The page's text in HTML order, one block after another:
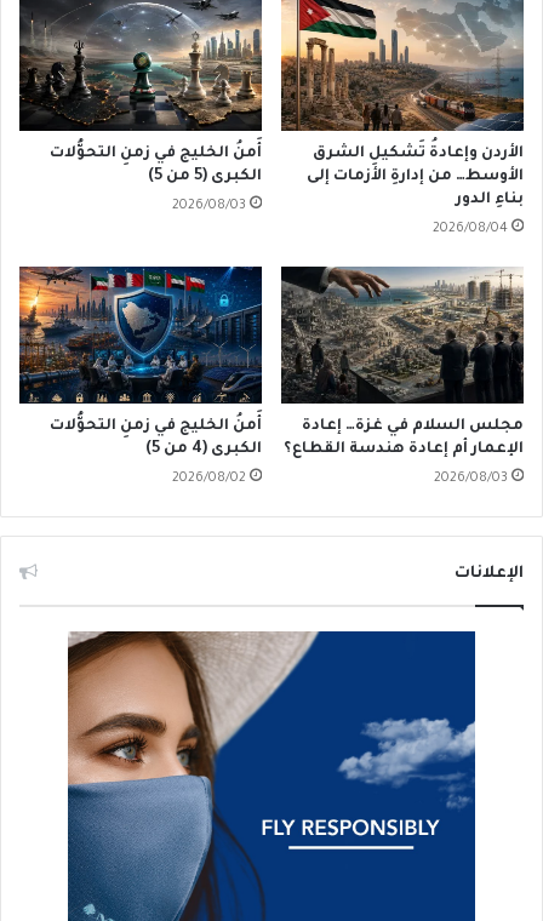
الأردن وإعادةُ تَشكيلِ الشرق
الأوسط… من إدارةِ الأزمات إلى
بناءِ الدور
2026/08/04
أَمنُ الخليج في زمنِ التحوُّلات
الكبرى (5 من 5)
2026/08/03
مجلس السلام في غزة… إعادة
الإعمار أم إعادة هندسة القطاع؟
2026/08/03
أَمنُ الخليج في زمنِ التحوُّلات
الكبرى (4 من 5)
2026/08/02
الإعلانات